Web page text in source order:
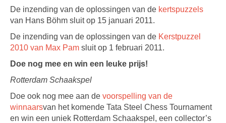
De inzending van de oplossingen van de kertspuzzels
van Hans Böhm sluit op 15 januari 2011.
De inzending van de oplossingen van de Kerstpuzzel
2010 van Max Pam sluit op 1 februari 2011.
Doe nog mee en win een leuke prijs!
Rotterdam Schaakspel
Doe ook nog mee aan de voorspelling van de
winnaarsvan het komende Tata Steel Chess Tournament
en win een uniek Rotterdam Schaakspel, een collector’s